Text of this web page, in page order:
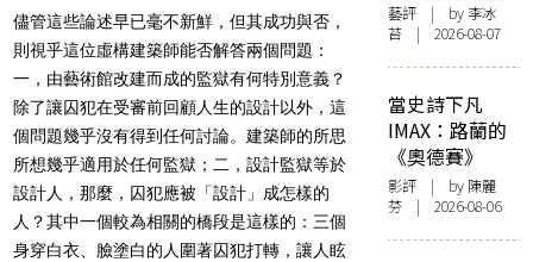
儘管這些論述早已毫不新鮮，但其成功與否，
則視乎這位虛構建築師能否解答兩個問題：
一，由藝術館改建而成的監獄有何特別意義？
除了讓囚犯在受審前回顧人生的設計以外，這
個問題幾乎沒有得到任何討論。建築師的所思
所想幾乎適用於任何監獄；二，設計監獄等於
設計人，那麼，囚犯應被「設計」成怎樣的
人？其中一個較為相關的橋段是這樣的：三個
身穿白衣、臉塗白的人圍著囚犯打轉，讓人眩
藝評 | by 李冰
苔 | 2026-08-07
當史詩下凡
IMAX：路蘭的
《奧德賽》
影評 | by 陳麗
芬 | 2026-08-06